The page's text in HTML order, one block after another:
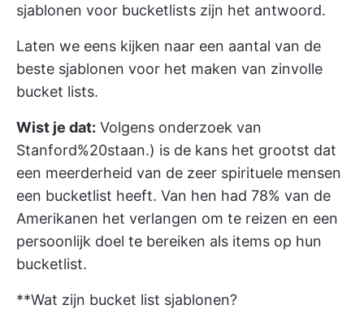
sjablonen voor bucketlists zijn het antwoord.
Laten we eens kijken naar een aantal van de
beste sjablonen voor het maken van zinvolle
bucket lists.
Wist je dat: Volgens onderzoek van
Stanford%20staan.) is de kans het grootst dat
een meerderheid van de zeer spirituele mensen
een bucketlist heeft. Van hen had 78% van de
Amerikanen het verlangen om te reizen en een
persoonlijk doel te bereiken als items op hun
bucketlist.
**Wat zijn bucket list sjablonen?